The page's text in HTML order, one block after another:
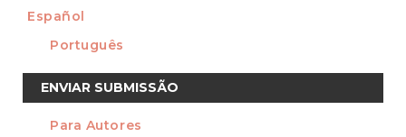
Español
Português
Enviar
Submissão
ENVIAR SUBMISSÃO
INFORMAÇÃO
Para Autores